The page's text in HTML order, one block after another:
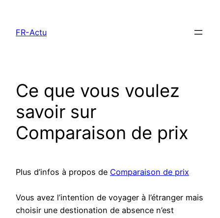
contenu
FR-Actu
Ce que vous voulez
savoir sur
Comparaison de prix
Plus d’infos à propos de Comparaison de prix
Vous avez l’intention de voyager à l’étranger mais
choisir une destionation de absence n’est